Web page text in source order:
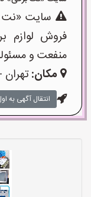
سایت «نت
فروش لوازم
منفعت و
مکان:تهران
انتقال آگهی به